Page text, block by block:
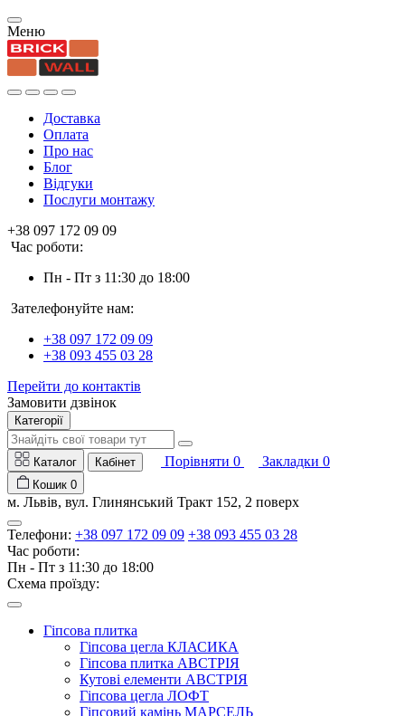
Меню
Доставка
Оплата
Про нас
Блог
Відгуки
Послуги монтажу
+38 097 172 09 09
Час роботи:
Пн - Пт з 11:30 до 18:00
Зателефонуйте нам:
+38 097 172 09 09
+38 093 455 03 28
Перейти до контактів
Замовити дзвінок
Категорії
Каталог Кабінет Порівняти 0 Закладки 0
Кошик 0
м. Львів, вул. Глинянський Тракт 152, 2 поверх
Телефони: +38 097 172 09 09 +38 093 455 03 28
Час роботи:
Пн - Пт з 11:30 до 18:00
Схема проїзду:
Гіпсова плитка
Гіпсова цегла КЛАСИКА
Гіпсова плитка АВСТРІЯ
Кутові елементи АВСТРІЯ
Гіпсова цегла ЛОФТ
Гіпсовий камінь МАРСЕЛЬ